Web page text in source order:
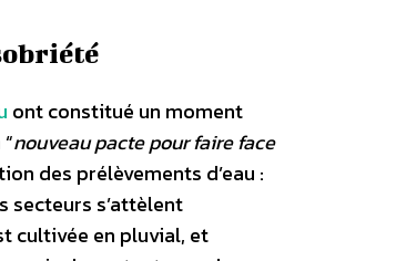
ont constitué un moment
nouveau pacte pour faire face
des prélèvements d’eau :
secteurs s’attèlent
cultivée en pluvial, et